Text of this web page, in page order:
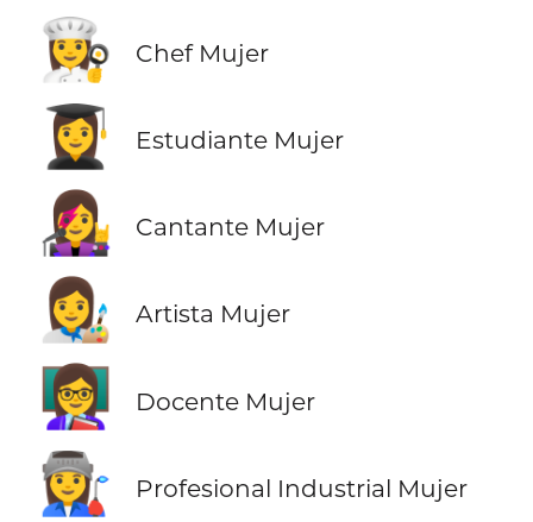
👩‍🍳 Chef Mujer
👩‍🎓 Estudiante Mujer
👩‍🎤 Cantante Mujer
👩‍🎨 Artista Mujer
👩‍🏫 Docente Mujer
👩‍🏭 Profesional Industrial Mujer